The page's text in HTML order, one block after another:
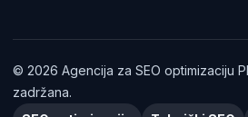
© 2026 Agencija za SEO optimizaciju
zadržana.